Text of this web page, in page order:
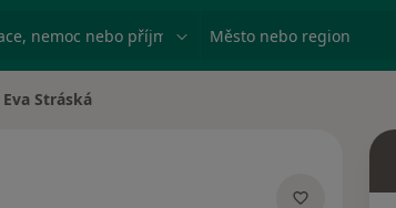
nemoc nebo příjmení Město nebo region
města
Eva Stráská